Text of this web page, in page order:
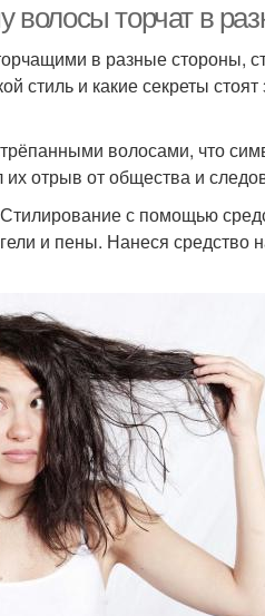
волосы торчат в
в разные стороны,
стиль и какие секреты
волосами, что
отрыв от общества и
с помощью
и пены. Нанеся средство